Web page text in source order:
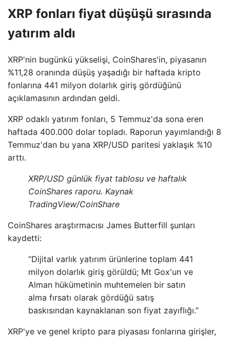
XRP fonları fiyat düşüşü sırasında
yatırım aldı
XRP'nin bugünkü yükselişi, CoinShares'in, piyasanın
%11,28 oranında düşüş yaşadığı bir haftada kripto
fonlarına 441 milyon dolarlık giriş gördüğünü
açıklamasının ardından geldi.
XRP odaklı yatırım fonları, 5 Temmuz'da sona eren
haftada 400.000 dolar topladı. Raporun yayımlandığı 8
Temmuz'dan bu yana XRP/USD paritesi yaklaşık %10
arttı.
XRP/USD günlük fiyat tablosu ve haftalık
CoinShares raporu. Kaynak
TradingView/CoinShare
CoinShares araştırmacısı James Butterfill şunları
kaydetti:
“Dijital varlık yatırım ürünlerine toplam 441
milyon dolarlık giriş görüldü; Mt Gox'un ve
Alman hükümetinin muhtemelen bir satın
alma fırsatı olarak gördüğü satış
baskısından kaynaklanan son fiyat zayıflığı.”
XRP'ye ve genel kripto para piyasası fonlarına girişler,